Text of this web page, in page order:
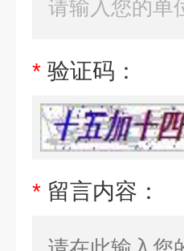
* 验证码：
* 留言内容：